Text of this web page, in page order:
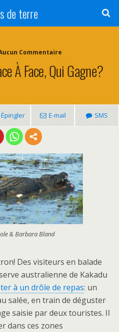
de terre
Aucun Commentaire
À Face, Qui Gagne?
Épingler E-mail SMS
& Barbara Bland
Des visiteurs en balade
australienne de Kakadu
à un drôle de repas: un
salée, en train de déguster
saisie par deux touristes. Il
dans ces zones